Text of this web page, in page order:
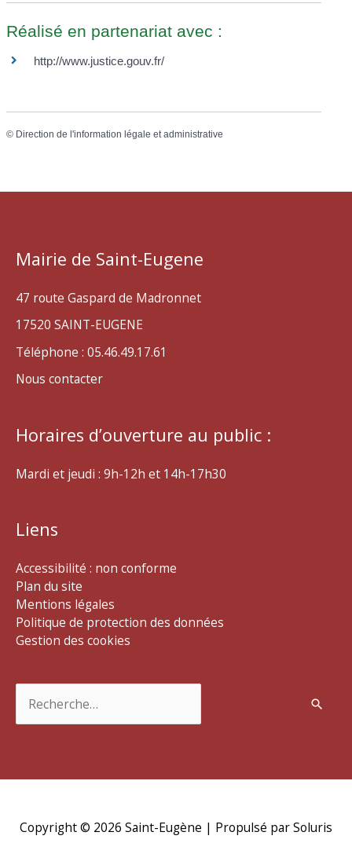
Réalisé en partenariat avec :
http://www.justice.gouv.fr/
© Direction de l'information légale et administrative
Mairie de Saint-Eugene
47 route Gaspard de Madronnet
17520 SAINT-EUGENE
Téléphone : 05.46.49.17.61
Nous contacter
Horaires d’ouverture au public :
Mardi et jeudi : 9h-12h et 14h-17h30
Liens
Accessibilité : non conforme
Plan du site
Mentions légales
Politique de protection des données
Gestion des cookies
Copyright © 2026 Saint-Eugène | Propulsé par Soluris